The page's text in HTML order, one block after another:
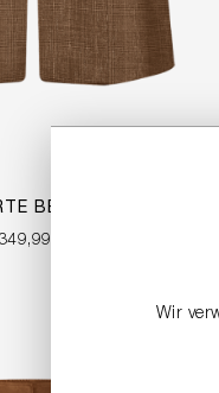
BERMUDA
349,99 €
Wir